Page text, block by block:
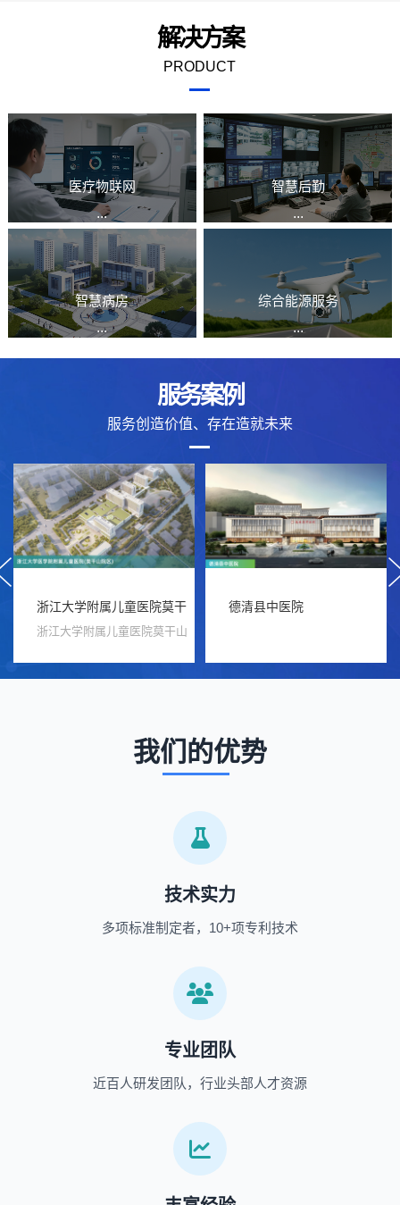
解决方案
PRODUCT
医疗物联网
...
智慧后勤
...
智慧病房
...
综合能源服务
...
服务案例
服务创造价值、存在造就未来
浙江大学附属儿童医院莫干
山院区
浙江大学附属儿童医院莫干山
德清县中医院
prev
我们的优势
技术实力
多项标准制定者，10+项专利技术
专业团队
近百人研发团队，行业头部人才资源